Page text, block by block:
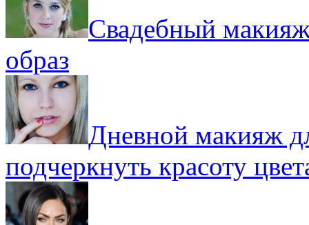
Свадебный
образ
Дневной макияж
подчеркнуть красоту